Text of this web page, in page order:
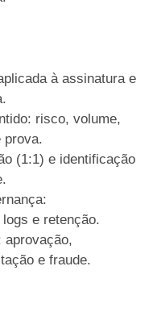
à assinatura e
risco, volume,
prova.
(1:1) e identificação
e retenção.
aprovação,
e fraude.